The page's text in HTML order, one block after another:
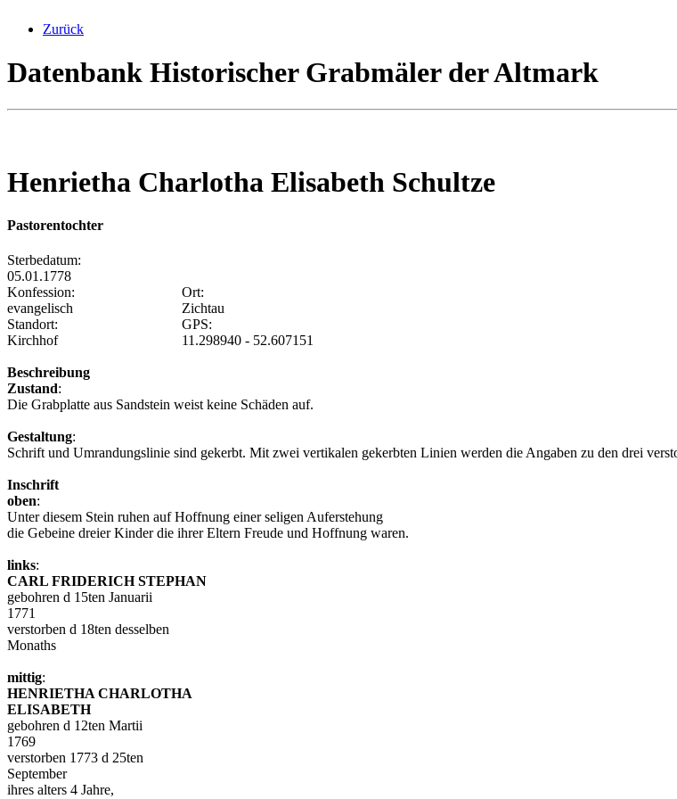
Datenbank Historischer Grabmäler der Altmark
Henrietha Charlotha Elisabeth Schultze
Sterbedatum:
05.01.1778
Konfession:
evangelisch
Ort:
Zichtau
Standort:
GPS:
Beschreibung
Zustand:
Gestaltung :
Inschrift
oben:
Unter diesem Stein ruhen auf Hoffnung einer seligen Auferstehung
links:
CARL FRIDERICH STEPHAN
gebohren d 15ten Januarii
1771
verstorben d 18ten desselben
mittig:
HENRIETHA CHARLOTHA
ELISABETH
gebohren d 12ten Martii
1769
verstorben 1773 d 25ten
September